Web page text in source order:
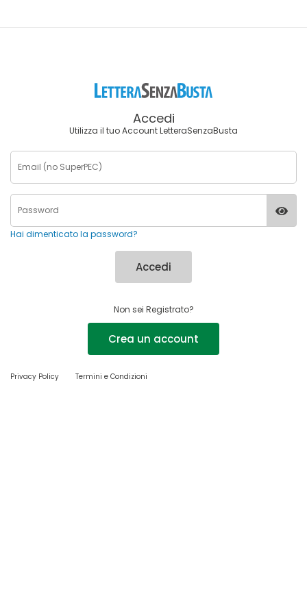
Accedi
Utilizza il tuo Account LetteraSenzaBusta
Hai dimenticato la password?
Accedi
Non sei Registrato?
Crea un account
Privacy Policy Termini e Condizioni